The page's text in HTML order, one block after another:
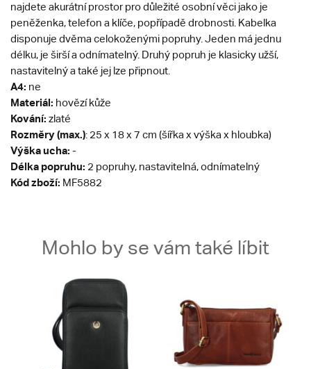
najdete akurátní prostor pro důležité osobní věci jako je
peněženka, telefon a klíče, popřípadě drobnosti. Kabelka
disponuje dvěma celokoženými popruhy. Jeden má jednu
délku, je širší a odnímatelný. Druhý popruh je klasicky užší,
nastavitelný a také jej lze připnout.
A4: ne
Materiál: hovězí kůže
Kování: zlaté
Rozměry (max.): 25 x 18 x 7 cm (šířka x výška x hloubka)
Výška ucha: -
Délka popruhu: 2 popruhy, nastavitelná, odnímatelný
Kód zboží: MF5882
Mohlo by se vám také líbit